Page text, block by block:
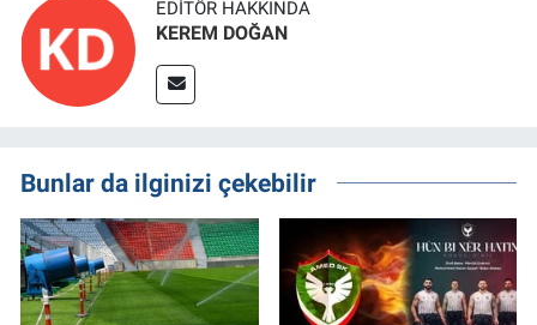
EDITÖR HAKKINDA
KEREM DOĞAN
Bunlar da ilginizi çekebilir